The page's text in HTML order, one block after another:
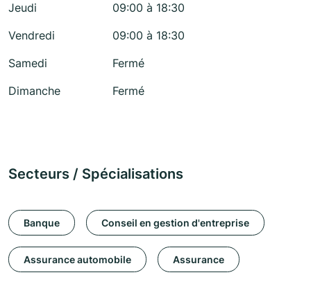
Jeudi
09:00 à 18:30
Vendredi
09:00 à 18:30
Samedi
Fermé
Dimanche
Fermé
Secteurs / Spécialisations
Banque Conseil en gestion d'entreprise
Assurance automobile Assurance